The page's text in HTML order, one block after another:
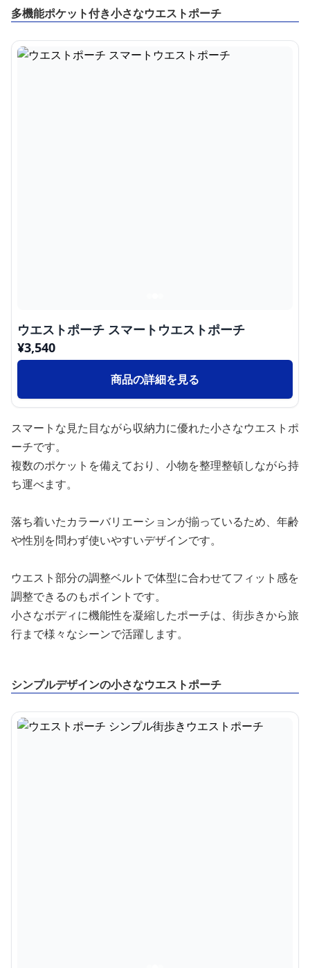
多機能ポケット付き小さなウエストポーチ
ウエストポーチ スマートウエストポーチ
¥3,540
商品の詳細を見る
スマートな見た目ながら収納力に優れた小さなウエストポ
ーチです。
複数のポケットを備えており、小物を整理整頓しながら持
ち運べます。
落ち着いたカラーバリエーションが揃っているため、年齢
や性別を問わず使いやすいデザインです。
ウエスト部分の調整ベルトで体型に合わせてフィット感を
調整できるのもポイントです。
小さなボディに機能性を凝縮したポーチは、街歩きから旅
行まで様々なシーンで活躍します。
シンプルデザインの小さなウエストポーチ